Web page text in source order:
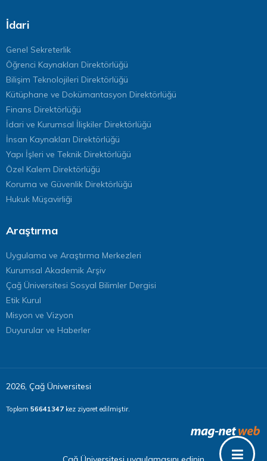
İdari
Genel Sekreterlik
Öğrenci Kaynakları Direktörlüğü
Bilişim Teknolojileri Direktörlüğü
Kütüphane ve Dokümantasyon Direktörlüğü
Finans Direktörlüğü
İdari ve Kurumsal İlişkiler Direktörlüğü
İnsan Kaynakları Direktörlüğü
Yapı İşleri ve Teknik Direktörlüğü
Özel Kalem Direktörlüğü
Koruma ve Güvenlik Direktörlüğü
Hukuk Müşavirliği
Araştırma
Uygulama ve Araştırma Merkezleri
Kurumsal Akademik Arşiv
Çağ Üniversitesi Sosyal Bilimler Dergisi
Etik Kurul
Misyon ve Vizyon
Duyurular ve Haberler
2026, Çağ Üniversitesi
Toplam 56641347 kez ziyaret edilmiştir.